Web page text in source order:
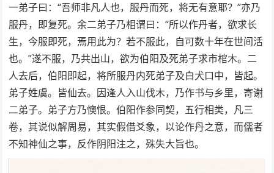
一弟子曰：“吾师非凡人也，服丹而死，将无有意耶？”亦乃
服丹，即复死。余二弟子乃相谓曰：“所以作丹者，欲求长
生，今服即死，焉用此为？若不服此，自可数十年在世间活
也。”遂不服，乃共出山，欲为伯阳及死弟子求市棺木。二
人去后，伯阳即起，将所服丹内死弟子及白犬口中，皆起。
弟子姓虞。皆仙去。因逢人入山伐木，乃作书与乡里，寄谢
二弟子。弟子方乃懊恨。伯阳作参同契，五行相类，凡三
卷，其说似解周易，其实假借爻象，以论作丹之意，而儒者
不知神仙之事，反作阴阳注之，殊失大旨也。